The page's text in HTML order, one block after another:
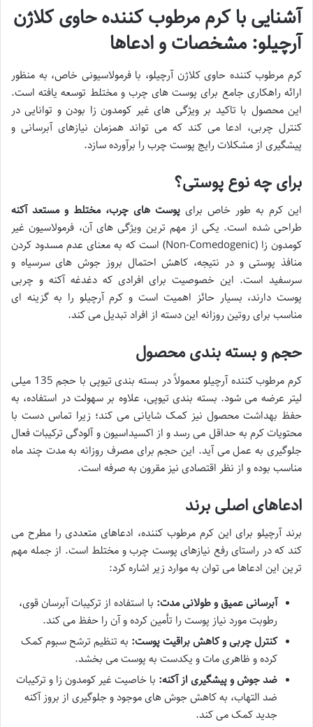
آشنایی با کرم مرطوب کننده حاوی کلاژن
آرچیلو: مشخصات و ادعاها
کرم مرطوب کننده حاوی کلاژن آرچیلو، با فرمولاسیونی خاص، به منظور
ارائه راهکاری جامع برای پوست های چرب و مختلط توسعه یافته است.
این محصول با تاکید بر ویژگی های غیر کومدون زا بودن و توانایی در
کنترل چربی، ادعا می کند که می تواند همزمان نیازهای آبرسانی و
پیشگیری از مشکلات رایج پوست چرب را برآورده سازد.
برای چه نوع پوستی؟
این کرم به طور خاص برای پوست های چرب، مختلط و مستعد آکنه
طراحی شده است. یکی از مهم ترین ویژگی های آن، فرمولاسیون غیر
کومدون زا (Non-Comedogenic) است که به معنای عدم مسدود کردن
منافذ پوستی و در نتیجه، کاهش احتمال بروز جوش های سرسیاه و
سرسفید است. این خصوصیت برای افرادی که دغدغه آکنه و چربی
پوست دارند، بسیار حائز اهمیت است و کرم آرچیلو را به گزینه ای
مناسب برای روتین روزانه این دسته از افراد تبدیل می کند.
حجم و بسته بندی محصول
کرم مرطوب کننده آرچیلو معمولاً در بسته بندی تیوپی با حجم 135 میلی
لیتر عرضه می شود. بسته بندی تیوپی، علاوه بر سهولت در استفاده، به
حفظ بهداشت محصول نیز کمک شایانی می کند؛ زیرا تماس دست با
محتویات کرم به حداقل می رسد و از اکسیداسیون و آلودگی ترکیبات فعال
جلوگیری به عمل می آید. این حجم برای مصرف روزانه به مدت چند ماه
مناسب بوده و از نظر اقتصادی نیز مقرون به صرفه است.
ادعاهای اصلی برند
برند آرچیلو برای این کرم مرطوب کننده، ادعاهای متعددی را مطرح می
کند که در راستای رفع نیازهای پوست چرب و مختلط است. از جمله مهم
ترین این ادعاها می توان به موارد زیر اشاره کرد:
آبرسانی عمیق و طولانی مدت: با استفاده از ترکیبات آبرسان قوی،
رطوبت مورد نیاز پوست را تأمین کرده و آن را حفظ می کند.
کنترل چربی و کاهش براقیت پوست: به تنظیم ترشح سبوم کمک
کرده و ظاهری مات و یکدست به پوست می بخشد.
ضد جوش و پیشگیری از آکنه: با خاصیت غیر کومدون زا و ترکیبات
ضد التهاب، به کاهش جوش های موجود و جلوگیری از بروز آکنه
جدید کمک می کند.